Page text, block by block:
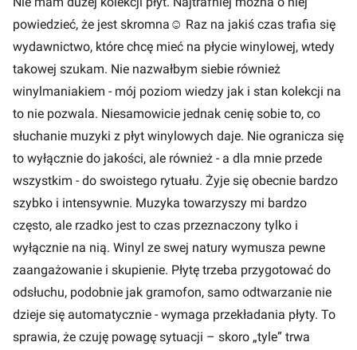
powiedzieć, że jest skromna ☺ Raz na jakiś czas trafia się
wydawnictwo, które chcę mieć na płycie winylowej, wtedy
takowej szukam. Nie nazwałbym siebie również
winylmaniakiem - mój poziom wiedzy jak i stan kolekcji na
to nie pozwala. Niesamowicie jednak cenię sobie to, co
słuchanie muzyki z płyt winylowych daje. Nie ogranicza się
to wyłącznie do jakości, ale również - a dla mnie przede
wszystkim - do swoistego rytuału. Żyje się obecnie bardzo
szybko i intensywnie. Muzyka towarzyszy mi bardzo
często, ale rzadko jest to czas przeznaczony tylko i
wyłącznie na nią. Winyl ze swej natury wymusza pewne
zaangażowanie i skupienie. Płytę trzeba przygotować do
odsłuchu, podobnie jak gramofon, samo odtwarzanie nie
dzieje się automatycznie - wymaga przekładania płyty. To
sprawia, że czuję powagę sytuacji – skoro „tyle” trwa